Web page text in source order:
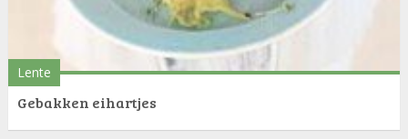
Lente
Gebakken eihartjes